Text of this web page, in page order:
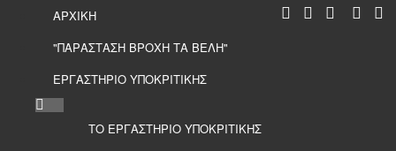
ΑΡΧΙΚΗ
"ΠΑΡΑΣΤΑΣΗ ΒΡΟΧΗ ΤΑ ΒΕΛΗ"
ΕΡΓΑΣΤΗΡΙΟ ΥΠΟΚΡΙΤΙΚΗΣ
ΤΟ ΕΡΓΑΣΤΗΡΙΟ ΥΠΟΚΡΙΤΙΚΗΣ